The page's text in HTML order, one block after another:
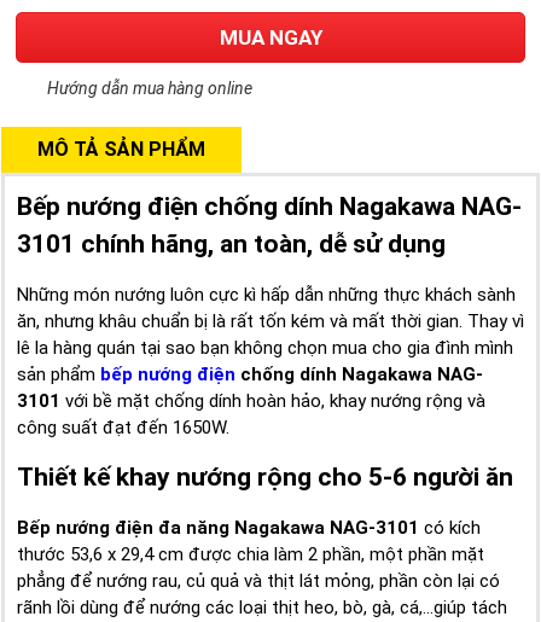
MUA NGAY
Hướng dẫn mua hàng online
MÔ TẢ SẢN PHẨM
Bếp nướng điện chống dính Nagakawa NAG-
3101 chính hãng, an toàn, dễ sử dụng
Những món nướng luôn cực kì hấp dẫn những thực khách sành
ăn, nhưng khâu chuẩn bị là rất tốn kém và mất thời gian. Thay vì
lê la hàng quán tại sao bạn không chọn mua cho gia đình mình
sản phẩm bếp nướng điện chống dính Nagakawa NAG-
3101 với bề mặt chống dính hoàn hảo, khay nướng rộng và
công suất đạt đến 1650W.
Thiết kế khay nướng rộng cho 5-6 người ăn
Bếp nướng điện đa năng Nagakawa NAG-3101 có kích
thước 53,6 x 29,4 cm được chia làm 2 phần, một phần mặt
phẳng để nướng rau, củ quả và thịt lát mỏng, phần còn lại có
rãnh lồi dùng để nướng các loại thịt heo, bò, gà, cá,...giúp tách